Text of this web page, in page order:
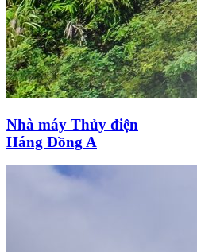
Nhà máy Thủy điện
Háng Đồng A